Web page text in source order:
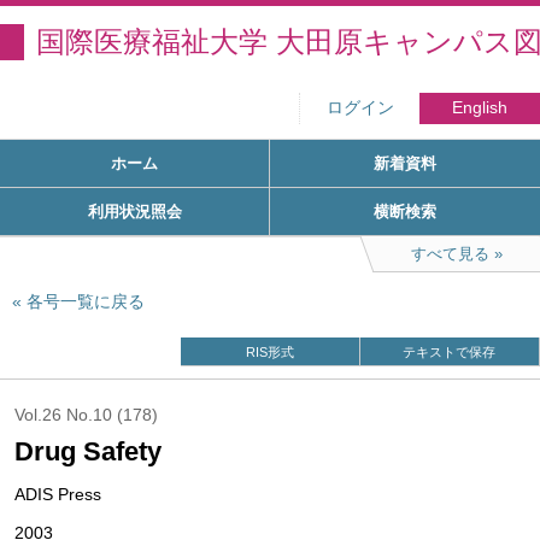
国際医療福祉大学 大田原キャンパス
ログイン English
ホーム 新着資料
利用状況照会 横断検索
すべて見る
各号一覧に戻る
RIS形式 テキストで保存
Vol.26 No.10 (178)
Drug Safety
ADIS Press
2003